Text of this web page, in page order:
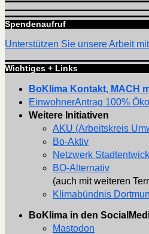
Spendenaufruf
Unterstützen Sie unsere Arbeit
Wichtiges + Links
BoKlima Kontakt, MACH
EinwohnerAntrag 100%
Weitere Initiativen
AKU (Arbeitskreis
Bo-Aktiv
Netzwerk
BO-Alternativ
(auch mit weiteren
Klimabündnis
BoKlima in den
Mastodon